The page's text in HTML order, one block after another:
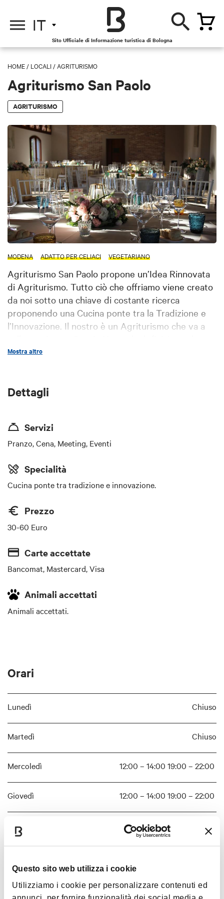
Questo sito web utilizza i cookie
Utilizziamo i cookie per personalizzare contenuti ed
IT
Sito Ufficiale di Informazione turistica di Bologna
HOME / LOCALI /AGRITURISMO
Agriturismo San Paolo
AGRITURISMO
MODENA ADATTO PER CELIACI VEGETARIANO
Agriturismo San Paolo propone un’Idea Rinnovata
di Agriturismo. Tutto ciò che offriamo viene creato
da noi sotto una chiave di costante ricerca
proponendo una Cucina ponte tra la Tradizione e
l’Innovazione. Il nostro è un Agriturismo che va a
solitamente si associa a questo termine. Al San
sperimentazione di nuovi accostamenti. Siamo un
Mostra altro
Dettagli
Servizi
Pranzo, Cena, Meeting, Eventi
Specialità
Cucina ponte tra tradizione e innovazione.
Prezzo
30-60 Euro
Carte accettate
Bancomat, Mastercard, Visa
Animali accettati
Animali accettati.
Orari
Lunedì Chiuso
Martedì Chiuso
Mercoledì 12:00 – 14:00 19:00 – 22:00
Giovedì 12:00 – 14:00 19:00 – 22:00
Venerdì 12:00 – 14:00 19:00 – 22:00
Domenica 12:00 – 14:00 19:00 – 22:00